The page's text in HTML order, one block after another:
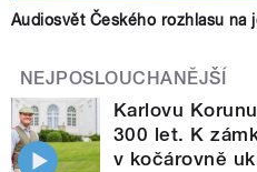
Audiosvět Českého rozhlasu na
NEJPOSLOUCHANĚJŠÍ
Karlovu
300 let. K
v kočárovně